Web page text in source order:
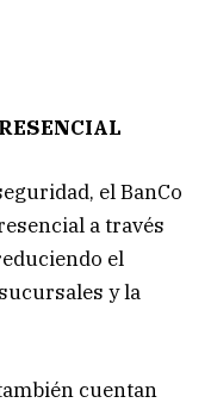
el BanCo
a través
el
y la
cuentan